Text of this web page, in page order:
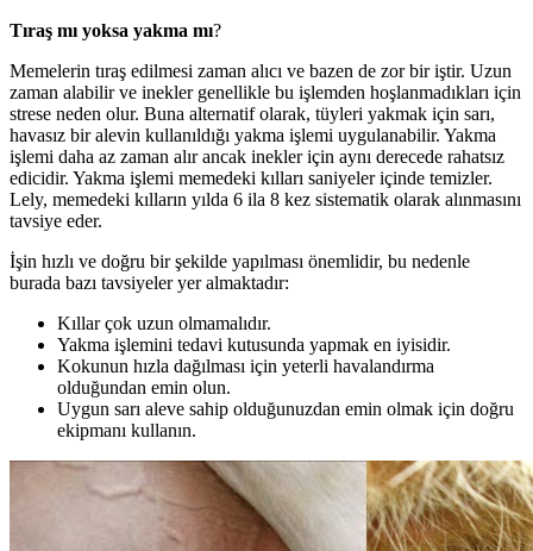
Tıraş mı yoksa yakma mı?
Memelerin tıraş edilmesi zaman alıcı ve bazen de zor bir iştir. Uzun
zaman alabilir ve inekler genellikle bu işlemden hoşlanmadıkları için
strese neden olur. Buna alternatif olarak, tüyleri yakmak için sarı,
havasız bir alevin kullanıldığı yakma işlemi uygulanabilir. Yakma
işlemi daha az zaman alır ancak inekler için aynı derecede rahatsız
edicidir. Yakma işlemi memedeki kılları saniyeler içinde temizler.
Lely, memedeki kılların yılda 6 ila 8 kez sistematik olarak alınmasını
tavsiye eder.
İşin hızlı ve doğru bir şekilde yapılması önemlidir, bu nedenle
burada bazı tavsiyeler yer almaktadır:
Kıllar çok uzun olmamalıdır.
Yakma işlemini tedavi kutusunda yapmak en iyisidir.
Kokunun hızla dağılması için yeterli havalandırma
olduğundan emin olun.
Uygun sarı aleve sahip olduğunuzdan emin olmak için doğru
ekipmanı kullanın.